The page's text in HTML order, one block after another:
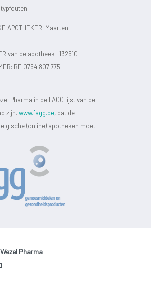
APOTHEKER: Maarten
van de apotheek : 132510
BE 0754 807 775
Pharma in de FAGG lijst van de
zijn. www.fagg.be, dat de
(online) apotheken moet
Pharma